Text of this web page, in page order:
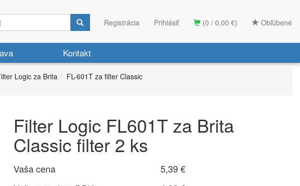
(0 / 0,00 €) Obľúbené
Registrácia Prihlásiť
Kontakt
Logic za Brita
FL-601T za filter Classic
Filter Logic FL601T za Brita
Classic filter 2 ks
Vaša cena
5,39 €